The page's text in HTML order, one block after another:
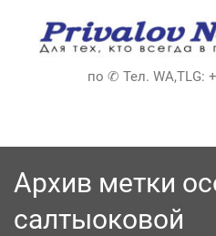
содержимому
по ✆ Тел. WA,TLG:
Архив метки
салтыоковой